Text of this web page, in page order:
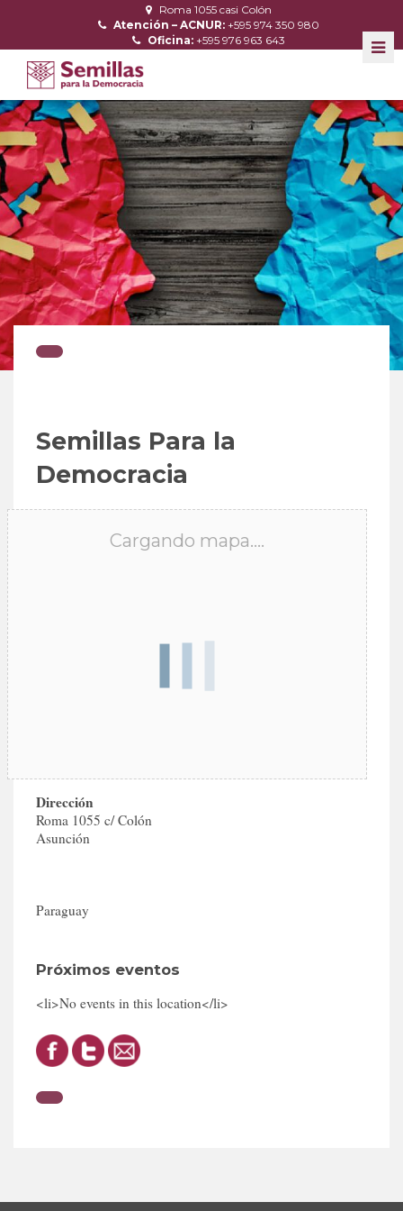
Roma 1055 casi Colón
Atención – ACNUR: +595 974 350 980
Oficina: +595 976 963 643
Semillas Para la
Democracia
Cargando mapa....
Dirección
Roma 1055 c/ Colón
Asunción
Paraguay
Próximos eventos
<li>No events in this location</li>